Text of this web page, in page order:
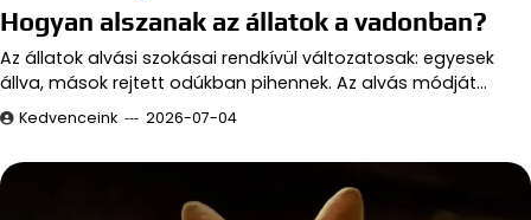
Hogyan alszanak az állatok a vadonban?
Az állatok alvási szokásai rendkívül változatosak: egyesek
állva, mások rejtett odúkban pihennek. Az alvás módját…
Kedvenceink 2026-07-04